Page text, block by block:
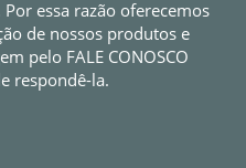
essa razão oferecemos
de nossos produtos e
pelo FALE CONOSCO
respondê-la.